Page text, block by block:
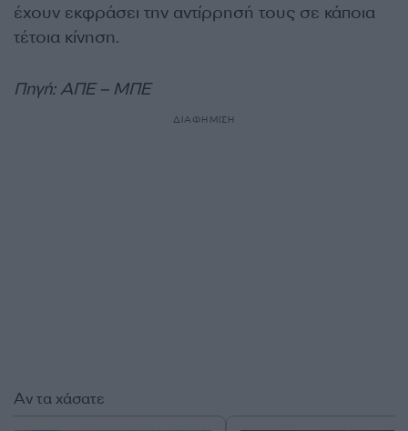
έχουν εκφράσει την αντίρρησή τους σε κάποια
τέτοια κίνηση.
Πηγή: ΑΠΕ – ΜΠΕ
ΔΙΑΦΗΜΙΣΗ
Αν τα χάσατε